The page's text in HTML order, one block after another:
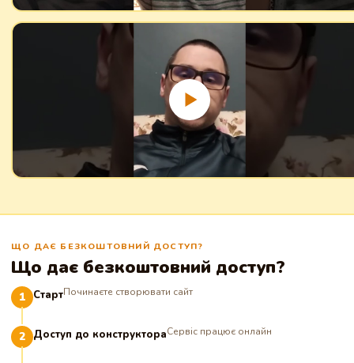
ЩО ДАЄ БЕЗКОШТОВНИЙ ДОСТУП?
Що дає безкоштовний доступ?
СтартПочинаєте створювати сайт
Доступ до конструктораСервіс працює онлайн